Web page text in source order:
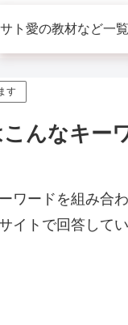
サト愛の教材など一覧
す
んなキー
ワードを組み合
イトで回答してい